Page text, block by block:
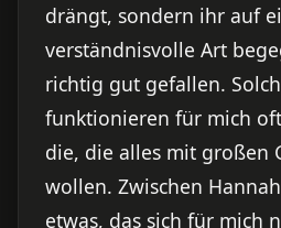
drängt, sondern ihr auf
verständnisvolle Art
richtig gut gefallen.
funktionieren für mich
die, die alles mit großen
wollen. Zwischen
etwas, das sich für mich